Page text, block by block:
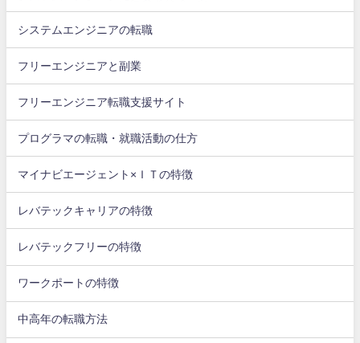
システムエンジニアの転職
フリーエンジニアと副業
フリーエンジニア転職支援サイト
プログラマの転職・就職活動の仕方
マイナビエージェント×ＩＴの特徴
レバテックキャリアの特徴
レバテックフリーの特徴
ワークポートの特徴
中高年の転職方法